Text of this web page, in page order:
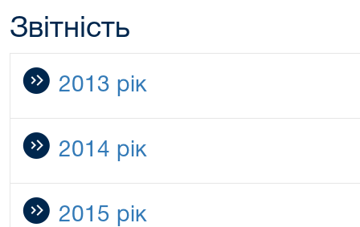
Звітність
2013 рік
2014 рік
2015 рік